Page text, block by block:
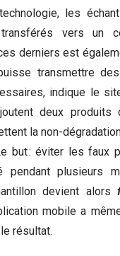
les
transférés vers un
derniers est
transmettre
indique le
deux produits
la non-
but : éviter les faux
pendant plusieurs
devient alors
mobile a
résultat.